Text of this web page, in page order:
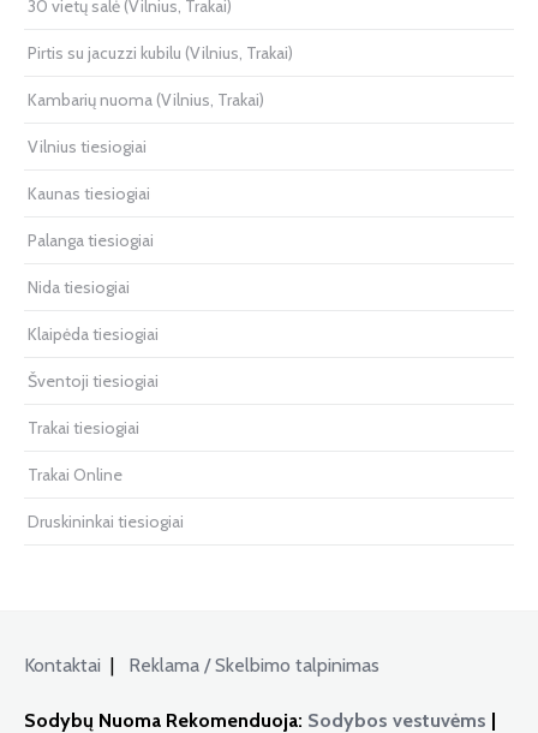
30 vietų salė (Vilnius, Trakai)
Pirtis su jacuzzi kubilu (Vilnius, Trakai)
Kambarių nuoma (Vilnius, Trakai)
Vilnius tiesiogiai
Kaunas tiesiogiai
Palanga tiesiogiai
Nida tiesiogiai
Klaipėda tiesiogiai
Šventoji tiesiogiai
Trakai tiesiogiai
Trakai Online
Druskininkai tiesiogiai
Kontaktai | Reklama / Skelbimo talpinimas
Sodybų Nuoma Rekomenduoja: Sodybos vestuvėms |